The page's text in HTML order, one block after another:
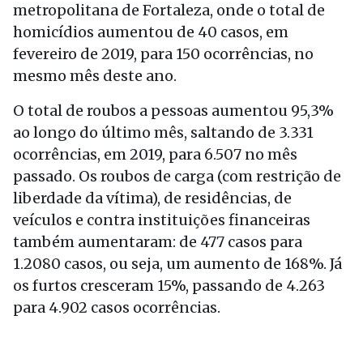
metropolitana de Fortaleza, onde o total de
homicídios aumentou de 40 casos, em
fevereiro de 2019, para 150 ocorrências, no
mesmo mês deste ano.
O total de roubos a pessoas aumentou 95,3%
ao longo do último mês, saltando de 3.331
ocorrências, em 2019, para 6.507 no mês
passado. Os roubos de carga (com restrição de
liberdade da vítima), de residências, de
veículos e contra instituições financeiras
também aumentaram: de 477 casos para
1.2080 casos, ou seja, um aumento de 168%. Já
os furtos cresceram 15%, passando de 4.263
para 4.902 casos ocorrências.